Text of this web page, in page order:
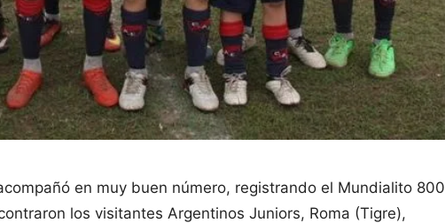
en muy buen número, registrando el Mundialito 800
los visitantes Argentinos Juniors, Roma (Tigre),